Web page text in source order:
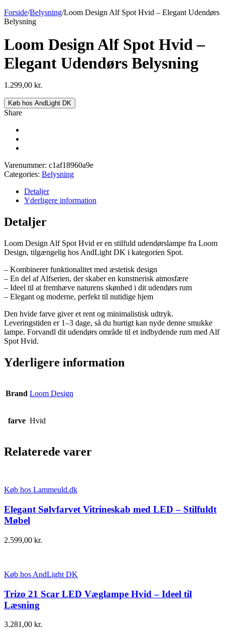
Forside/Belysning/Loom Design Alf Spot Hvid – Elegant Udendørs
Belysning
Loom Design Alf Spot Hvid –
Elegant Udendørs Belysning
1.299,00 kr.
Køb hos AndLight DK
Share
Varenummer: c1af18960a9e
Categories: Belysning
Detaljer
Yderligere information
Detaljer
Loom Design Alf Spot Hvid er en stilfuld udendørslampe fra Loom
Design, tilgængelig hos AndLight DK i kategorien Spot.
– Kombinerer funktionalitet med æstetisk design
– En del af Alfserien, der skaber en kunstnerisk atmosfære
– Ideel til at fremhæve naturens skønhed i dit udendørs rum
– Elegant og moderne, perfekt til nutidige hjem
Den hvide farve giver et rent og minimalistisk udtryk.
Leveringstiden er 1–3 dage, så du hurtigt kan nyde denne smukke
lampe. Forvandl dit udendørs område til et indbydende rum med Alf
Spot Hvid.
Yderligere information
Brand Loom Design
farve Hvid
Relaterede varer
Køb hos Lammeuld.dk
Elegant Sølvfarvet Vitrineskab med LED – Stilfuldt
Møbel
2.599,00 kr.
Køb hos AndLight DK
Trizo 21 Scar LED Væglampe Hvid – Ideel til
Læsning
3.281,00 kr.